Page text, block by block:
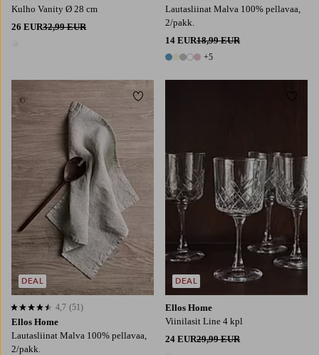
Kulho Vanity Ø 28 cm
26 EUR32,99 EUR
Lautasliinat Malva 100% pellavaa,
2/pakk.
14 EUR18,99 EUR
10 värejä
+5
Ellos Home
Lautasliinat Malva 100% pellavaa,
2/pakk.
4,7 perustuen 51 arvosanaan
4,7 (51)
DEAL
Lisää suosikkeihin
Ellos Home
Viinilasit Line 4 kpl
24 EUR29,99 EUR
DEAL